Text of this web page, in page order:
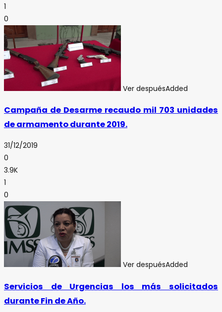
1
0
Ver despuésAdded
Campaña de Desarme recaudo mil 703 unidades
de armamento durante 2019.
31/12/2019
0
3.9K
1
0
Ver despuésAdded
Servicios de Urgencias los más solicitados
durante Fin de Año.